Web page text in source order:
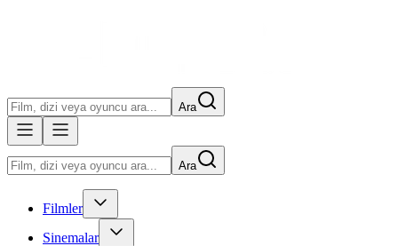
Ara
Ara
Filmler
Sinemalar